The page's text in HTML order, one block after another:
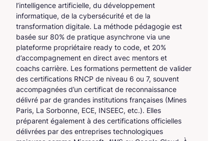
l’intelligence artificielle, du développement
informatique, de la cybersécurité et de la
transformation digitale. La méthode pédagogie est
basée sur 80% de pratique asynchrone via une
plateforme propriétaire ready to code, et 20%
d’accompagnement en direct avec mentors et
coachs carrière. Les formations permettent de valider
des certifications RNCP de niveau 6 ou 7, souvent
accompagnées d’un certificat de reconnaissance
délivré par de grandes institutions françaises (Mines
Paris, La Sorbonne, ECE, INSEEC, etc.). Elles
préparent également à des certifications officielles
délivrées par des entreprises technologiques